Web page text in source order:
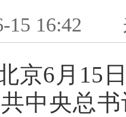
15 16:42
京6月15
中央总